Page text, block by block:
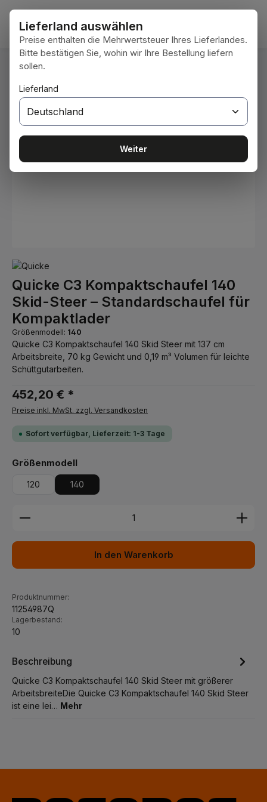
Zum Hauptinhalt springen
Bildergalerie überspringen
Quicke C3 Kompaktschaufel 140
Skid-Steer – Standardschaufel für
Kompaktlader
Größenmodell: 140
Quicke C3 Kompaktschaufel 140 Skid Steer mit 137 cm
Arbeitsbreite, 70 kg Gewicht und 0,19 m³ Volumen für leichte
Schüttgutarbeiten.
452,20 € *
Preise inkl. MwSt. zzgl. Versandkosten
Sofort verfügbar, Lieferzeit: 1-3 Tage
Größenmodellauswählen
120 140
Produkt Anzahl: Gib den gewünschten Wert ein
In den Warenkorb
Produktnummer:
11254987Q
Lagerbestand:
10
Beschreibung
Quicke C3 Kompaktschaufel 140 Skid Steer mit größerer
ArbeitsbreiteDie Quicke C3 Kompaktschaufel 140 Skid Steer
ist eine lei… Mehr
Lieferland auswählen
Preise enthalten die Mehrwertsteuer Ihres Lieferlandes.
Bitte bestätigen Sie, wohin wir Ihre Bestellung liefern
sollen.
Lieferland
Weiter